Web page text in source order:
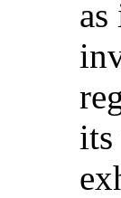
its